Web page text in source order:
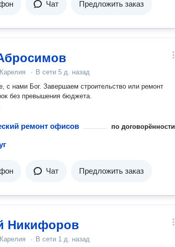
Чат Предложить заказ
· В сети 5 д. назад
с нами Бог. Завершаем строительство или ремонт
без превышения бюджета.
ремонт офисов по договорённости
Чат Предложить заказ
Никифоров
· В сети 1 д. назад